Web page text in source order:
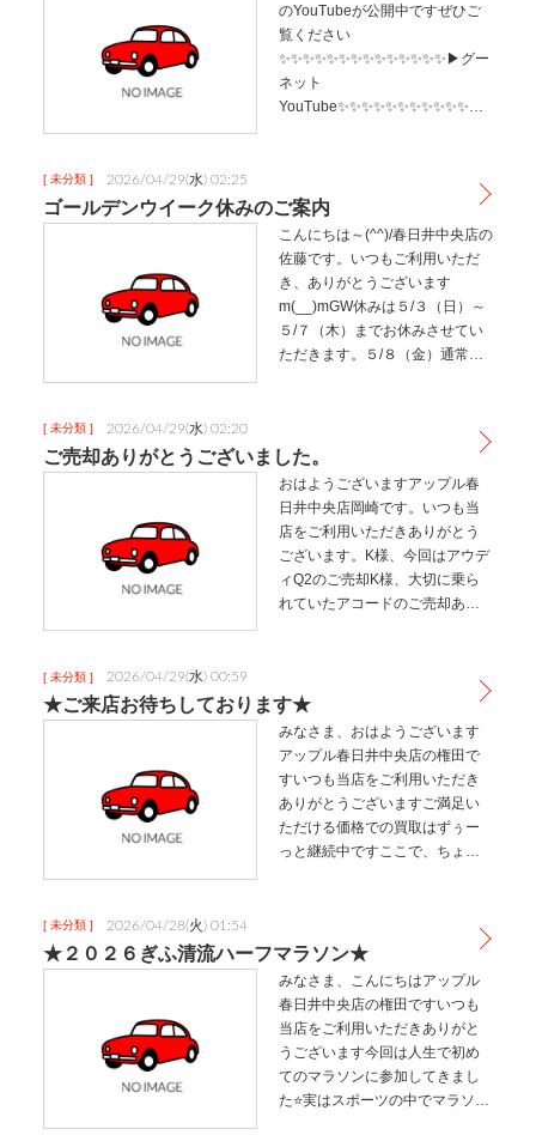
のYouTubeが公開中ですぜひご
覧ください
✨✨✨✨✨✨✨✨✨✨✨✨✨✨▶グー
ネット
YouTube✨✨✨✨✨✨✨✨✨✨✨✨✨
[ 未分類 ] 2026/04/29(水) 02:25
ゴールデンウイーク休みのご案内
こんにちは～(^^)/春日井中央店の
佐藤です。いつもご利用いただ
き、ありがとうございます
m(__)mGW休みは５/３（日）～
５/７（木）までお休みさせてい
ただきます。５/８（金）通常通
すように。春日井中…
[ 未分類 ] 2026/04/29(水) 02:20
ご売却ありがとうございました。
おはようございますアップル春
日井中央店岡崎です。いつも当
店をご利用いただきありがとう
ございます。K様、今回はアウデ
ィQ2のご売却K様、大切に乗ら
れていたアコードのご売却あり
新しい車も大切に乗ってくださ
いね。G…
[ 未分類 ] 2026/04/29(水) 00:59
★ご来店お待ちしております★
みなさま、おはようございます
アップル春日井中央店の権田で
すいつも当店をご利用いただき
ありがとうございますご満足い
ただける価格での買取はずぅー
っと継続中ですここで、ちょっ
が、平日は比較的空いているた
めお待たせする…
[ 未分類 ] 2026/04/28(火) 01:54
★２０２６ぎふ清流ハーフマラソン★
みなさま、こんにちはアップル
春日井中央店の権田ですいつも
当店をご利用いただきありがと
うございます今回は人生で初め
てのマラソンに参加してきまし
た⭐実はスポーツの中でマラソン